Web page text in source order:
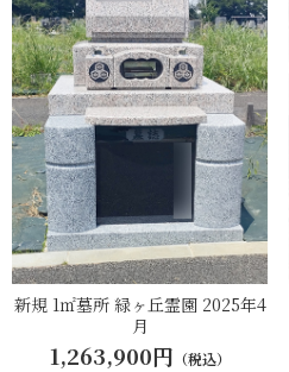
新規 1㎡墓所 緑ヶ丘霊園 2025年4
月
1,263,900円 （税込）